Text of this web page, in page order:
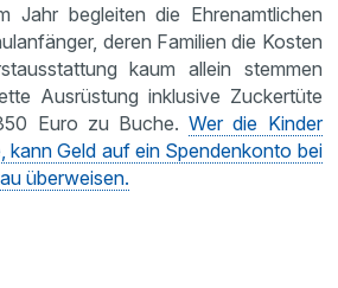
Jahr begleiten die Ehrenamtlichen
deren Familien die Kosten
kaum allein stemmen
Ausrüstung inklusive Zuckertüte
Euro zu Buche.Wer die Kinder
kann Geld auf ein Spendenkonto bei
überweisen.